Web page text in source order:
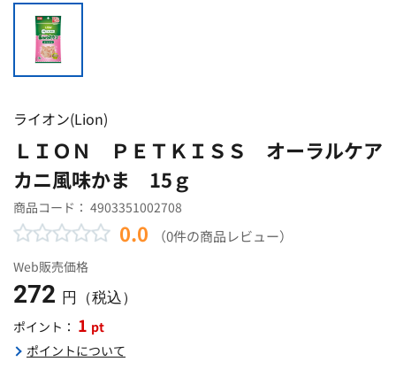
ライオン(Lion)
ＬＩＯＮ ＰＥＴＫＩＳＳ オーラルケア
カニ風味かま 15ｇ
商品コード： 4903351002708
0.0 （0件の商品レビュー）
Web販売価格
272 円（税込）
ポイント： 1 pt
ポイントについて